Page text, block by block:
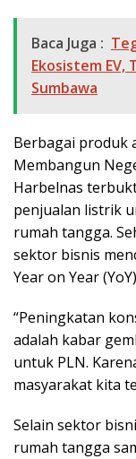
Baca Juga :
Ekosistem EV,
Sumbawa
Berbagai produk
Membangun
Harbelnas
penjualan listrik
rumah tangga.
sektor bisnis
Year on Year
“Peningkatan
adalah kabar
untuk PLN.
masyarakat kita
Selain sektor
rumah tangga